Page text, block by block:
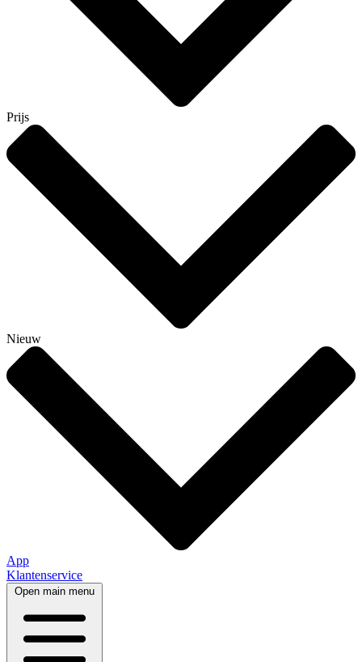
Prijs
Nieuw
App
Klantenservice
Open main menu